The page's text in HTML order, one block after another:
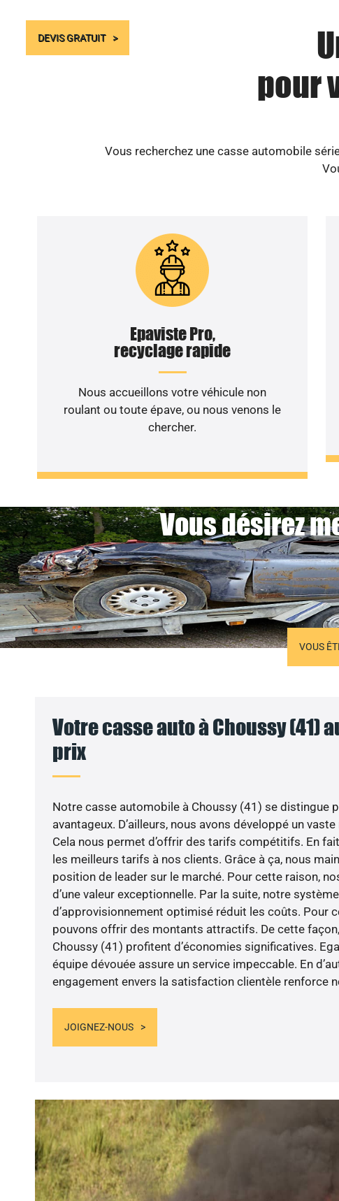
DEVIS GRATUIT
pour
Vous recherchez une casse automobile
Epaviste Pro,
recyclage rapide
Nous accueillons votre véhicule non
roulant ou toute épave, ou nous venons le
chercher.
Vous désirez
VOUS
Votre casse auto à Choussy (41)
prix
Notre casse automobile à Choussy (41) se distingue
avantageux. D’ailleurs, nous avons développé un
Cela nous permet d’offrir des tarifs compétitifs. En
les meilleurs tarifs à nos clients. Grâce à ça, nous
position de leader sur le marché. Pour cette raison,
d’une valeur exceptionnelle. Par la suite, notre système
d’approvisionnement optimisé réduit les coûts. Pour
pouvons offrir des montants attractifs. De cette
Choussy (41) profitent d’économies significatives.
équipe dévouée assure un service impeccable. En
engagement envers la satisfaction clientèle renforce
JOIGNEZ-NOUS